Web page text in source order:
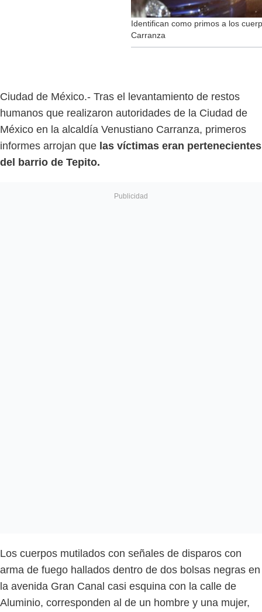
Identifican como primos a los
Carranza
Ciudad de México.- Tras el levantamiento de restos
humanos que realizaron autoridades de la Ciudad de
México en la alcaldía Venustiano Carranza, primeros
informes arrojan que las víctimas eran pertenecientes
del barrio de Tepito.
Los cuerpos mutilados con señales de disparos con
arma de fuego hallados dentro de dos bolsas negras en
la avenida Gran Canal casi esquina con la calle de
Aluminio, corresponden al de un hombre y una mujer,